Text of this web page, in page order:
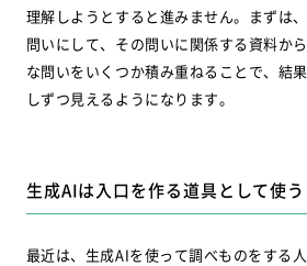
理解しようとすると進みません。まずは
問いにして、その問いに関係する資料か
な問いをいくつか積み重ねることで、結
しずつ見えるようになります。
生成AIは入口を作る道具として使う
最近は、生成AIを使って調べものをする